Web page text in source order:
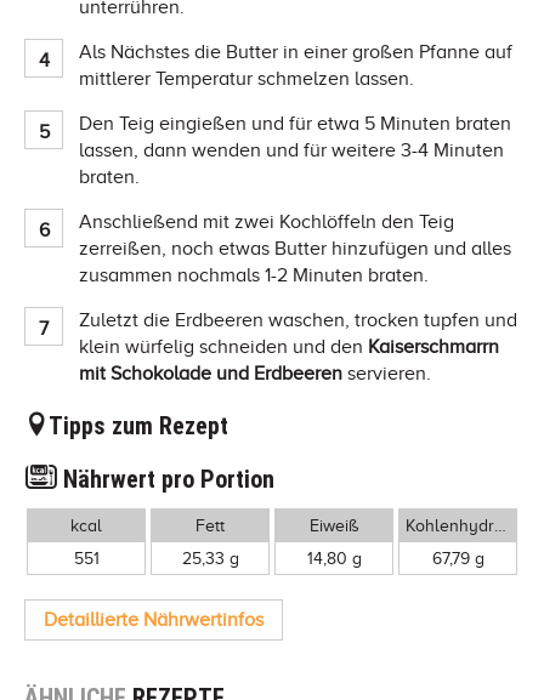
unterrühren.
Als Nächstes die Butter in einer großen Pfanne auf
mittlerer Temperatur schmelzen lassen.
Den Teig eingießen und für etwa 5 Minuten braten
lassen, dann wenden und für weitere 3-4 Minuten
braten.
Anschließend mit zwei Kochlöffeln den Teig
zerreißen, noch etwas Butter hinzufügen und alles
zusammen nochmals 1-2 Minuten braten.
Zuletzt die Erdbeeren waschen, trocken tupfen und
klein würfelig schneiden und den Kaiserschmarrn
mit Schokolade und Erdbeeren servieren.
Tipps zum Rezept
Nährwert pro Portion
kcal
551
Fett
25,33 g
Eiweiß
14,80 g
Kohlenhydrate
67,79 g
Detaillierte Nährwertinfos